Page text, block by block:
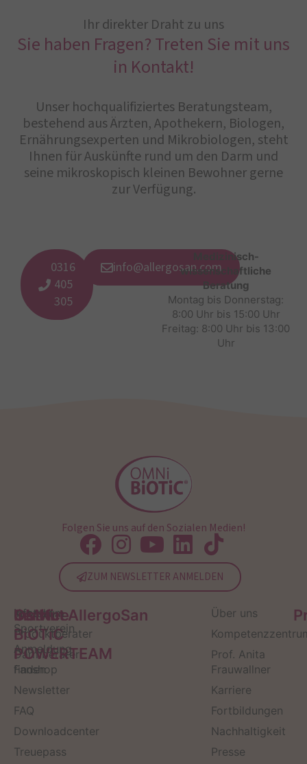
Ihr direkter Draht zu uns
Sie haben Fragen? Treten Sie mit uns
in Kontakt!
Unser hochqualifiziertes Beratungsteam,
bestehend aus Ärzten, Apothekern, Biologen,
Ernährungsexperten und Mikrobiologen, steht
Ihnen für Auskünfte rund um den Darm und
seine mikroskopisch kleinen Bewohner gerne
zur Verfügung.
0316
405
305
info@allergosan.com
Medizinisch-
wissenschaftliche
Beratung
Montag bis Donnerstag:
8:00 Uhr bis 15:00 Uhr
Freitag: 8:00 Uhr bis 13:00
Uhr
Folgen Sie uns auf den Sozialen Medien!
ZUM NEWSLETTER ANMELDEN
Service
Kontakt
Produktberater
Darmberater
finden
Newsletter
FAQ
Downloadcenter
Treuepass
OMNi-
BiOTiC
POWERTEAM
Infos zum
Sportverein
Anmeldung
Fanshop
Institut AllergoSan
Über uns
Prof. Anita
Frauwallner
Karriere
Fortbildungen
Nachhaltigkeit
Presse